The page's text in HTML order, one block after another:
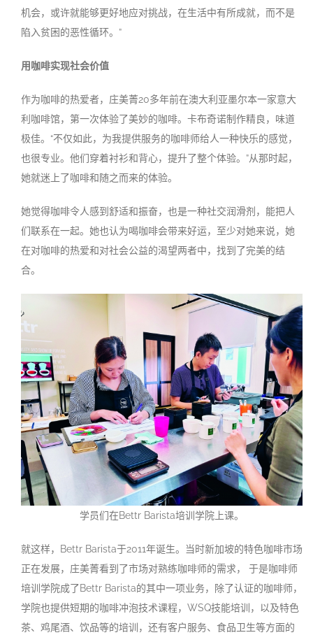
机会，或许就能够更好地应对挑战，在生活中有所成就，而不是
陷入贫困的恶性循环。”
用咖啡实现社会价值
作为咖啡的热爱者，庄美菁20多年前在澳大利亚墨尔本一家意大
利咖啡馆，第一次体验了美妙的咖啡。卡布奇诺制作精良，味道
极佳。“不仅如此，为我提供服务的咖啡师给人一种快乐的感觉，
也很专业。他们穿着衬衫和背心，提升了整个体验。”从那时起，
她就迷上了咖啡和随之而来的体验。
她觉得咖啡令人感到舒适和振奋，也是一种社交润滑剂，能把人
们联系在一起。她也认为喝咖啡会带来好运，至少对她来说，她
在对咖啡的热爱和对社会公益的渴望两者中，找到了完美的结
合。
学员们在Bettr Barista培训学院上课。
就这样，Bettr Barista于2011年诞生。当时新加坡的特色咖啡市场
正在发展，庄美菁看到了市场对熟练咖啡师的需求， 于是咖啡师
培训学院成了Bettr Barista的其中一项业务，除了认证的咖啡师，
学院也提供短期的咖啡冲泡技术课程，WSQ技能培训，以及特色
茶、鸡尾酒、饮品等的培训，还有客户服务、食品卫生等方面的